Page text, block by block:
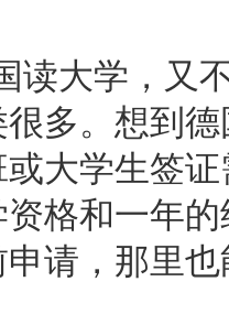
大学，又
多。想到
大学生签
格和一年
请，那里